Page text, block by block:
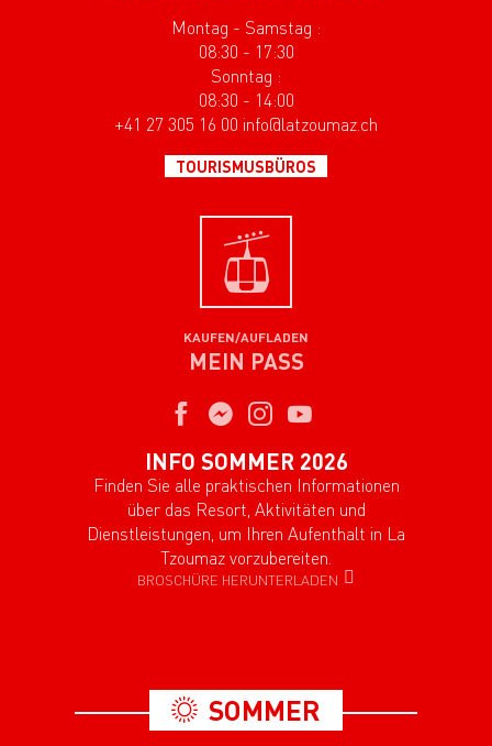
Montag - Samstag :
08:30 - 17:30
Sonntag :
08:30 - 14:00
+41 27 305 16 00 info@latzoumaz.ch
TOURISMUSBÜROS
KAUFEN/AUFLADEN
MEIN PASS
INFO SOMMER 2026
Finden Sie alle praktischen Informationen
über das Resort, Aktivitäten und
Dienstleistungen, um Ihren Aufenthalt in La
Tzoumaz vorzubereiten.
BROSCHÜRE HERUNTERLADEN
SOMMER